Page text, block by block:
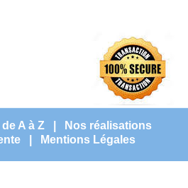
A à Z
Nos réalisations
Mentions Légales